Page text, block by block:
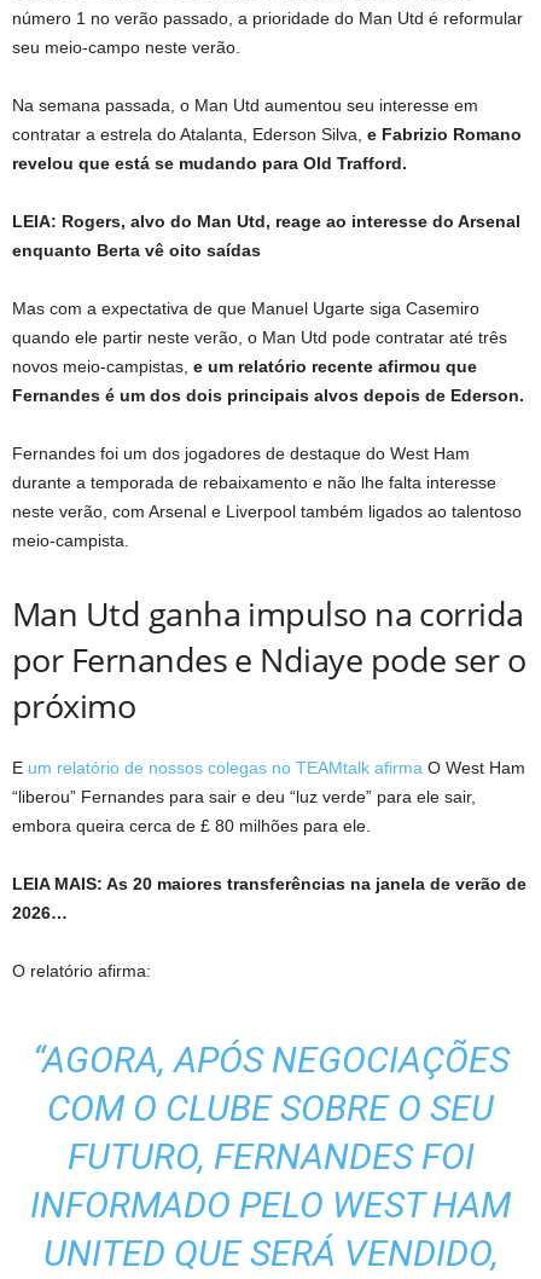
número 1 no verão passado, a prioridade do Man Utd é reformular
seu meio-campo neste verão.
Na semana passada, o Man Utd aumentou seu interesse em
contratar a estrela do Atalanta, Ederson Silva, e Fabrizio Romano
revelou que está se mudando para Old Trafford.
LEIA: Rogers, alvo do Man Utd, reage ao interesse do Arsenal
enquanto Berta vê oito saídas
Mas com a expectativa de que Manuel Ugarte siga Casemiro
quando ele partir neste verão, o Man Utd pode contratar até três
novos meio-campistas, e um relatório recente afirmou que
Fernandes é um dos dois principais alvos depois de Ederson.
Fernandes foi um dos jogadores de destaque do West Ham
durante a temporada de rebaixamento e não lhe falta interesse
neste verão, com Arsenal e Liverpool também ligados ao talentoso
meio-campista.
Man Utd ganha impulso na corrida
por Fernandes e Ndiaye pode ser o
próximo
E um relatório de nossos colegas no TEAMtalk afirma O West Ham
“liberou” Fernandes para sair e deu “luz verde” para ele sair,
embora queira cerca de £ 80 milhões para ele.
LEIA MAIS: As 20 maiores transferências na janela de verão de
2026…
O relatório afirma:
“AGORA, APÓS NEGOCIAÇÕES
COM O CLUBE SOBRE O SEU
FUTURO, FERNANDES FOI
INFORMADO PELO WEST HAM
UNITED QUE SERÁ VENDIDO,